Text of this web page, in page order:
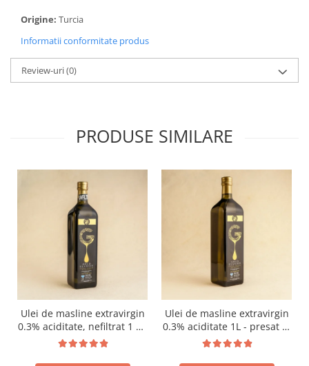
Origine: Turcia
Informatii conformitate produs
Review-uri(0)
PRODUSE SIMILARE
Ulei de masline extravirgin
0.3% aciditate, nefiltrat 1 L -
presat la rece RECOLTA
Ulei de masline extravirgin
0.3% aciditate 1L - presat la
rece RECOLTA NOUA